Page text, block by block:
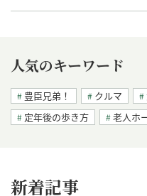
人気のキーワード
豊臣兄弟！ クルマ
定年後の歩き方
老人ホ
新着記事